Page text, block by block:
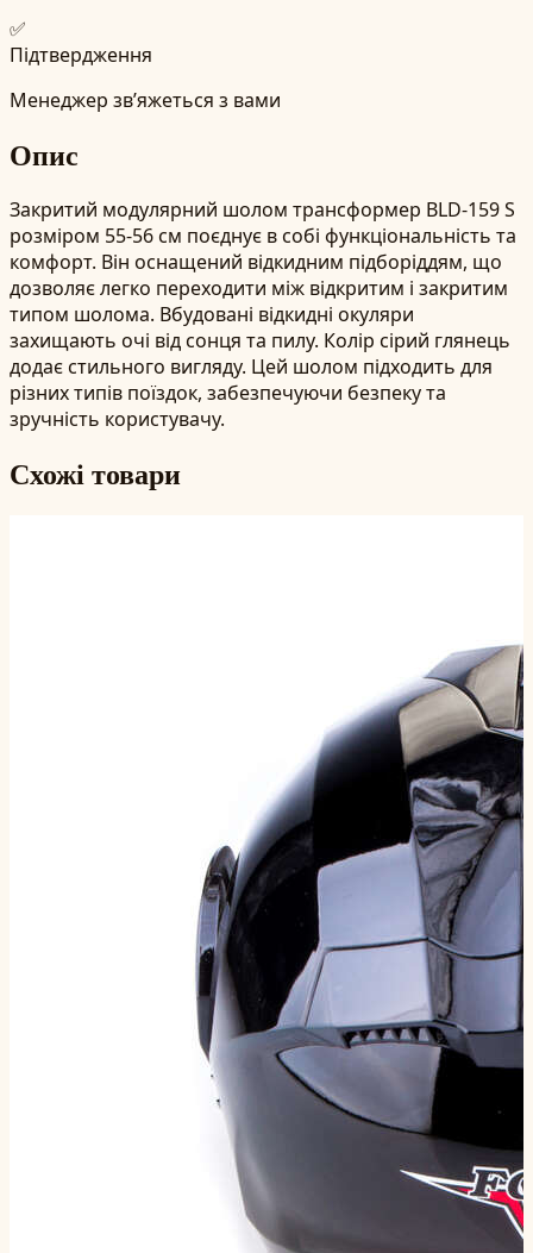
✅
Підтвердження
Менеджер зв’яжеться з вами
Опис
Закритий модулярний шолом трансформер BLD-159 S
розміром 55-56 см поєднує в собі функціональність та
комфорт. Він оснащений відкидним підборіддям, що
дозволяє легко переходити між відкритим і закритим
типом шолома. Вбудовані відкидні окуляри
захищають очі від сонця та пилу. Колір сірий глянець
додає стильного вигляду. Цей шолом підходить для
різних типів поїздок, забезпечуючи безпеку та
зручність користувачу.
Схожі товари